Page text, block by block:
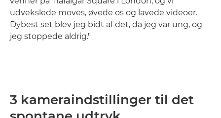
udvekslede moves, øvede os og lavede videoer.
Dybest set blev jeg bidt af det, da jeg var ung, og
jeg stoppede aldrig."
3 kameraindstillinger til det